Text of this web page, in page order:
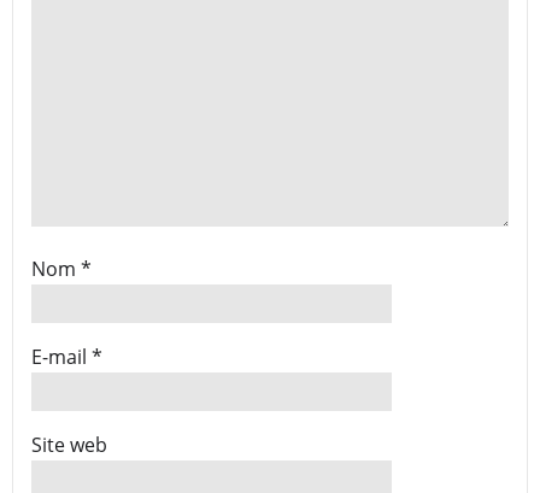
Nom *
E-mail *
Site web